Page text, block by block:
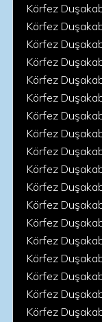
Körfez
Körfez
Körfez
Körfez
Körfez
Körfez
Körfez
Körfez
Körfez
Körfez
Körfez
Körfez
Körfez
Körfez
Körfez
Körfez
Körfez
Körfez